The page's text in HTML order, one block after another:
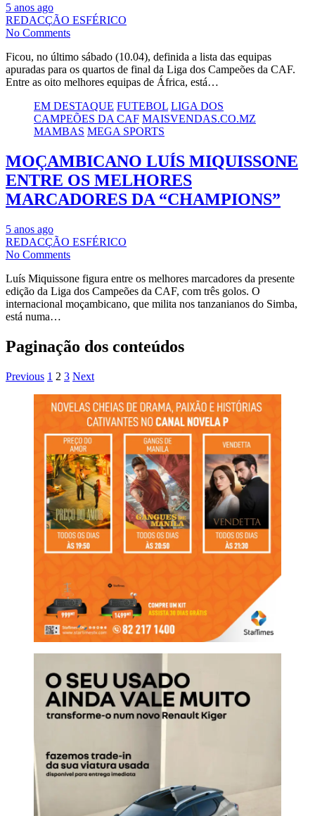
5 anos ago
REDACÇÃO ESFÉRICO
No Comments
Ficou, no último sábado (10.04), definida a lista das equipas
apuradas para os quartos de final da Liga dos Campeões da CAF.
Entre as oito melhores equipas de África, está…
EM DESTAQUE FUTEBOL LIGA DOS
CAMPEÕES DA CAF MAISVENDAS.CO.MZ
MAMBAS MEGA SPORTS
MOÇAMBICANO LUÍS MIQUISSONE
ENTRE OS MELHORES
MARCADORES DA “CHAMPIONS”
5 anos ago
REDACÇÃO ESFÉRICO
No Comments
Luís Miquissone figura entre os melhores marcadores da presente
edição da Liga dos Campeões da CAF, com três golos. O
internacional moçambicano, que milita nos tanzanianos do Simba,
está numa…
Paginação dos conteúdos
Previous 1 2 3 Next